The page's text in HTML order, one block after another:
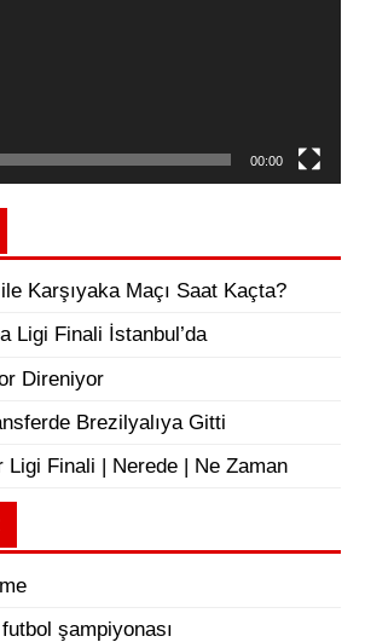
00:00
Karşıyaka Maçı Saat Kaçta?
Ligi Finali İstanbul’da
Direniyor
Brezilyalıya Gitti
Ligi Finali | Nerede | Ne Zaman
şampiyonası